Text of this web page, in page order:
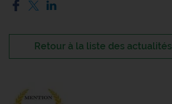
Retour à la liste des actualités